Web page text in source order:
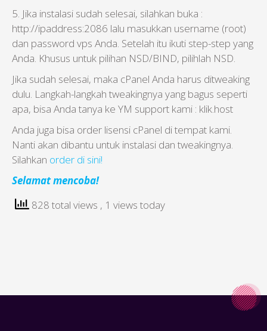
5. Jika instalasi sudah selesai, silahkan buka :
http://ipaddress:2086 lalu masukkan username (root)
dan password vps Anda. Setelah itu ikuti step-step yang
Anda. Khusus untuk pilihan NSD/BIND, pilihlah NSD.
Jika sudah selesai, maka cPanel Anda harus ditweaking
dulu. Langkah-langkah tweakingnya yang bagus seperti
apa, bisa Anda tanya ke YM support kami : klik.host
Anda juga bisa order lisensi cPanel di tempat kami.
Nanti akan dibantu untuk instalasi dan tweakingnya.
Silahkan order di sini!
Selamat mencoba!
828 total views , 1 views today